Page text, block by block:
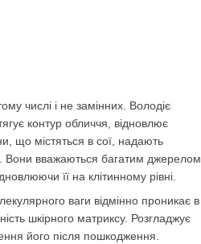
числі і не замінних. Володіє
контур обличчя, відновлює
що містяться в сої, надають
Вони вважаються багатим джерелом
її на клітинному рівні.
ваги відмінно проникає в
шкірного матриксу. Розгладжує
його після пошкодження.